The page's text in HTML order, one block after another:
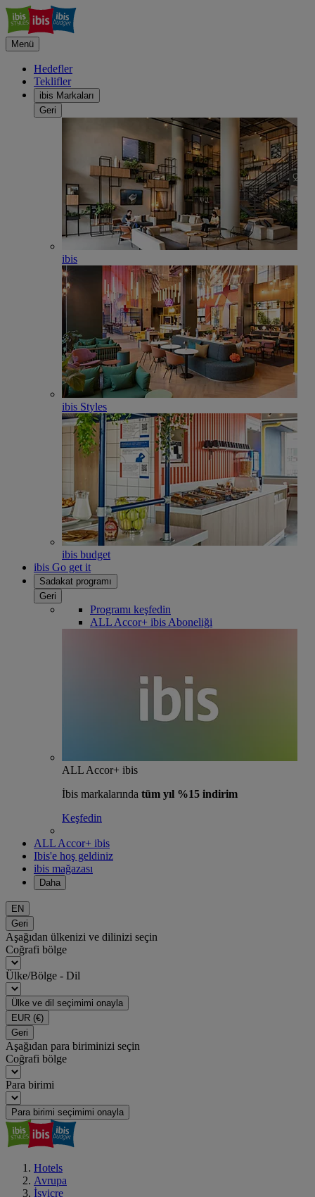
Menü
Hedefler
Teklifler
ibis Markaları
Geri
ibis
ibis Styles
ibis budget
ibis Go get it
Sadakat programı
Geri
Programı keşfedin
ALL Accor+ ibis Aboneliği
ALL Accor+ ibis
İbis markalarında tüm yıl %15 indirim
Keşfedin
ALL Accor+ ibis
Ibis'e hoş geldiniz
ibis mağazası
Daha
EN
Geri
Aşağıdan ülkenizi ve dilinizi seçin
Coğrafi bölge
Ülke/Bölge - Dil
Ülke ve dil seçimimi onayla
EUR (€)
Geri
Aşağıdan para biriminizi seçin
Coğrafi bölge
Para birimi
Para birimi seçimimi onayla
Hotels
Avrupa
İsviçre